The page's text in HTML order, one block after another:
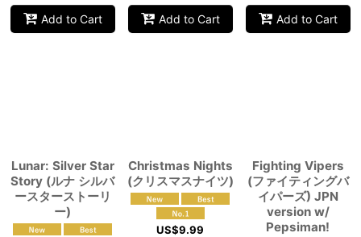
Add to Cart Add to Cart Add to Cart
Lunar: Silver Star
Story (ルナ シルバ
ースターストーリ
ー)
Christmas Nights
(クリスマスナイツ)
US$9.99
Fighting Vipers
(ファイティングバ
イパーズ) JPN
version w/
Pepsiman!